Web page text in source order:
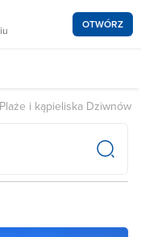
OTWÓRZ
Plaże i kąpieliska Dziwnów